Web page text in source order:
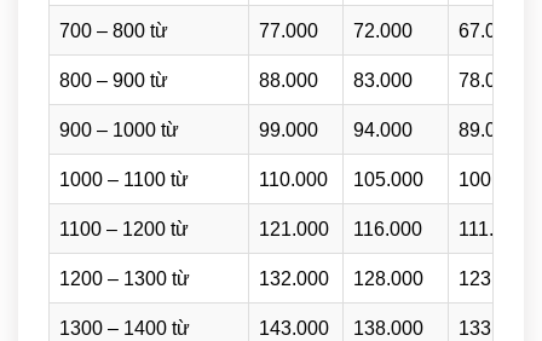
700 – 800 từ 77.000 72.000 67.000
800 – 900 từ 88.000 83.000 78.000
900 – 1000 từ 99.000 94.000 89.000
1000 – 1100 từ 110.000 105.000 100.000
1100 – 1200 từ 121.000 116.000 111.000
1200 – 1300 từ 132.000 128.000 123.000
1300 – 1400 từ 143.000 138.000 133.000